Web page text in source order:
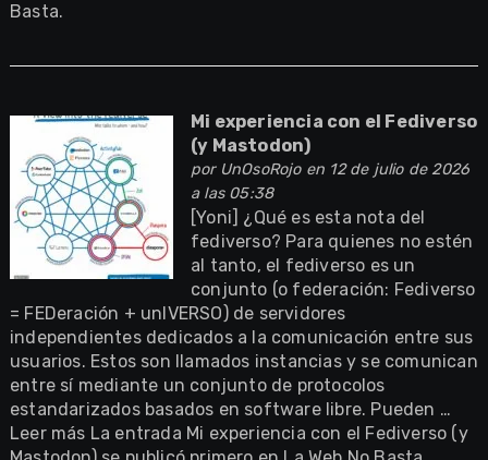
Basta.
Mi experiencia con el Fediverso
(y Mastodon)
por UnOsoRojoen 12 de julio de 2026
a las 05:38
[Yoni] ¿Qué es esta nota del
fediverso? Para quienes no estén
al tanto, el fediverso es un
conjunto (o federación: Fediverso
= FEDeración + unIVERSO) de servidores
independientes dedicados a la comunicación entre sus
usuarios. Estos son llamados instancias y se comunican
entre sí mediante un conjunto de protocolos
estandarizados basados en software libre. Pueden …
Leer más La entrada Mi experiencia con el Fediverso (y